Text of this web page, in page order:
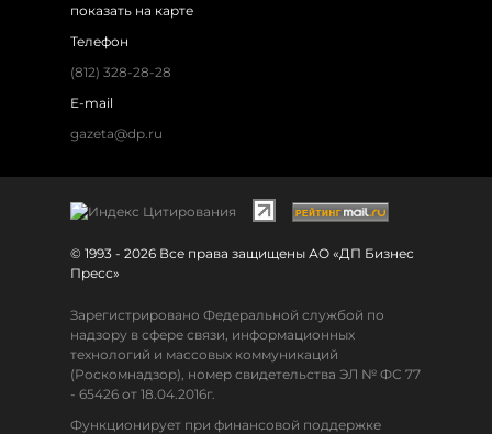
показать на карте
Телефон
(812) 328-28-28
E-mail
gazeta@dp.ru
© 1993 - 2026 Все права защищены АО «ДП Бизнес
Пресс»
Зарегистрировано Федеральной службой по
надзору в сфере связи, информационных
технологий и массовых коммуникаций
(Роскомнадзор), номер свидетельства ЭЛ № ФС 77
- 65426 от 18.04.2016г.
Функционирует при финансовой поддержке